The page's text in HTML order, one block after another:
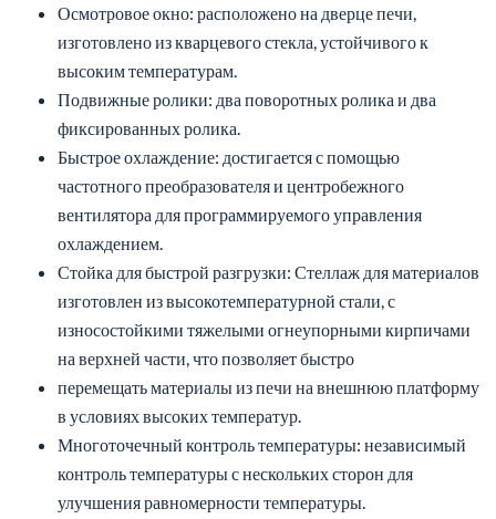
Быстрое охлаждение: достигается с помощью
частотного преобразователя и центробежного
вентилятора для программируемого управления
охлаждением.
Стойка для быстрой разгрузки: Стеллаж для материалов
изготовлен из высокотемпературной стали, с
износостойкими тяжелыми огнеупорными кирпичами
на верхней части, что позволяет быстро
перемещать материалы из печи на внешнюю платформу
в условиях высоких температур.
Многоточечный контроль температуры: независимый
контроль температуры с нескольких сторон для
улучшения равномерности температуры.
Высокотемпературная камера печи с многосторонним
нагревом для очень хорошей равномерности
температуры.
Вентилятор для перемешивания: Металлический
вентилятор для перемешивания, может быть подключен